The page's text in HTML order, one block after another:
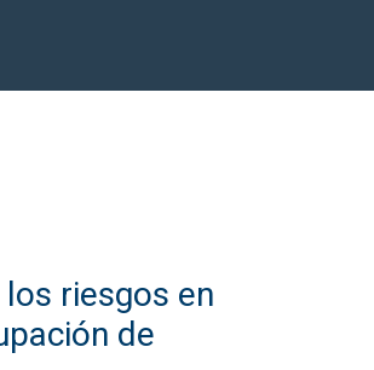
riesgos en
de